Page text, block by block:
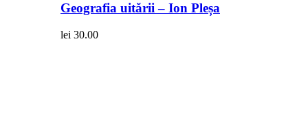
Geografia uitării – Ion Pleșa
lei 30.00